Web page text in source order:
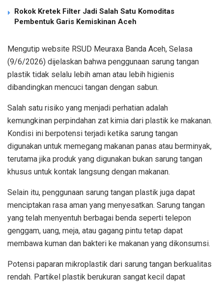
Rokok Kretek Filter Jadi Salah Satu Komoditas
Pembentuk Garis Kemiskinan Aceh
Mengutip website RSUD Meuraxa Banda Aceh, Selasa
(9/6/2026) dijelaskan bahwa penggunaan sarung tangan
plastik tidak selalu lebih aman atau lebih higienis
dibandingkan mencuci tangan dengan sabun.
Salah satu risiko yang menjadi perhatian adalah
kemungkinan perpindahan zat kimia dari plastik ke makanan.
Kondisi ini berpotensi terjadi ketika sarung tangan
digunakan untuk memegang makanan panas atau berminyak,
terutama jika produk yang digunakan bukan sarung tangan
khusus untuk kontak langsung dengan makanan.
Selain itu, penggunaan sarung tangan plastik juga dapat
menciptakan rasa aman yang menyesatkan. Sarung tangan
yang telah menyentuh berbagai benda seperti telepon
genggam, uang, meja, atau gagang pintu tetap dapat
membawa kuman dan bakteri ke makanan yang dikonsumsi.
Potensi paparan mikroplastik dari sarung tangan berkualitas
rendah. Partikel plastik berukuran sangat kecil dapat